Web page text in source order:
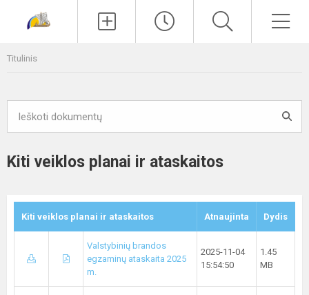
Titulinis
Kiti veiklos planai ir ataskaitos
Kiti veiklos planai ir ataskaitos Atnaujinta Dydis
Valstybinių brandos
egzaminų ataskaita 2025
m.
2025-11-04
15:54:50
1.45
MB